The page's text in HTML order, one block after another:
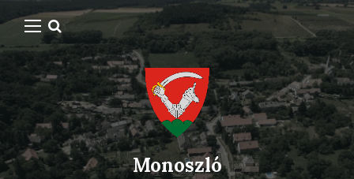
Monoszló